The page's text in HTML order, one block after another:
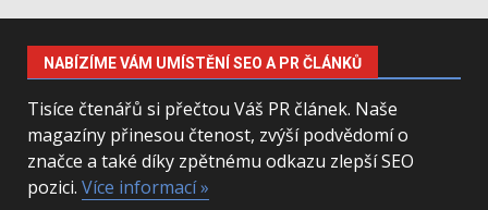
NABÍZÍME VÁM UMÍSTĚNÍ SEO A PR ČLÁNKŮ
Tisíce čtenářů si přečtou Váš PR článek. Naše
magazíny přinesou čtenost, zvýší podvědomí o
značce a také díky zpětnému odkazu zlepší SEO
pozici. Více informací »